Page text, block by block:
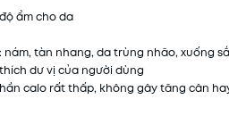
ẩm cho da
tàn nhang, da trùng nhão, xuống
dư vị của người dùng
calo rất thấp, không gây tăng cân